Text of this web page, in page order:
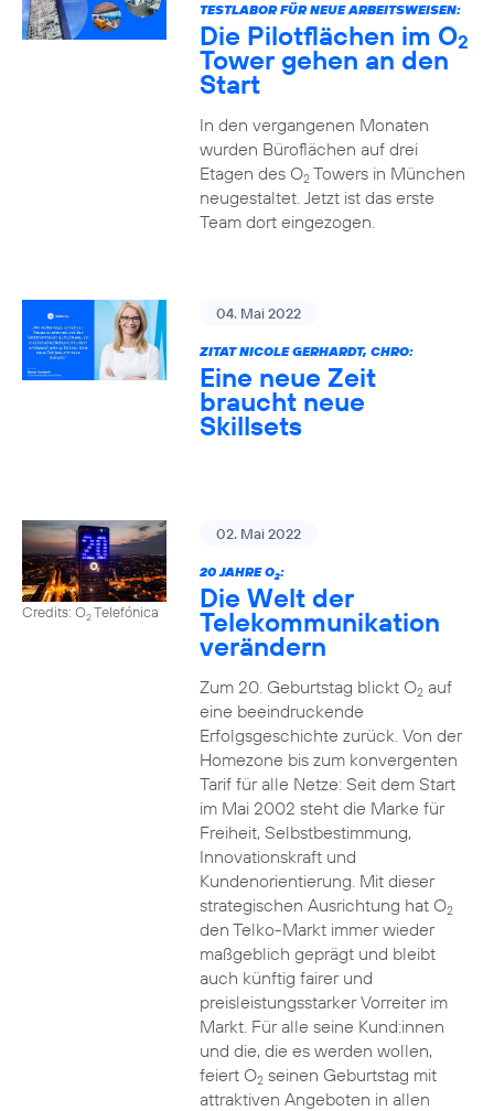
TESTLABOR FÜR NEUE ARBEITSWEISEN:
Die Pilotflächen im O2
Tower gehen an den
Start
In den vergangenen Monaten
wurden Büroflächen auf drei
Etagen des O2Towers in München
neugestaltet. Jetzt ist das erste
Team dort eingezogen.
04. Mai 2022
ZITAT NICOLE GERHARDT, CHRO:
Eine neue Zeit
braucht neue
Skillsets
Credits: O2Telefónica
02. Mai 2022
20 JAHRE O2:
Die Welt der
Telekommunikation
verändern
Zum 20. Geburtstag blickt O2auf
eine beeindruckende
Erfolgsgeschichte zurück. Von der
Homezone bis zum konvergenten
Tarif für alle Netze: Seit dem Start
im Mai 2002 steht die Marke für
Freiheit, Selbstbestimmung,
Innovationskraft und
Kundenorientierung. Mit dieser
strategischen Ausrichtung hat O2
den Telko-Markt immer wieder
maßgeblich geprägt und bleibt
auch künftig fairer und
preisleistungsstarker Vorreiter im
Markt. Für alle seine Kund:innen
und die, die es werden wollen,
feiert O2seinen Geburtstag mit
attraktiven Angeboten in allen